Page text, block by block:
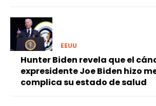
EEUU
Hunter Biden revela que el
expresidente Joe Biden hizo
complica su estado de salud